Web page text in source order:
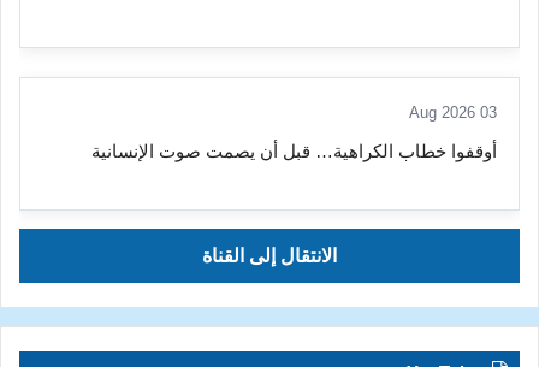
03 Aug 2026
أوقفوا خطاب الكراهية… قبل أن يصمت صوت الإنسانية
الانتقال إلى القناة